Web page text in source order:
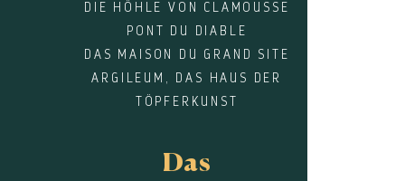
DIE HÖHLE VON CLAMOUSSE
PONT DU DIABLE
DAS MAISON DU GRAND SITE
ARGILEUM, DAS HAUS DER
TÖPFERKUNST
Das